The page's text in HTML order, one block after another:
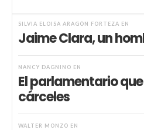
SILVIA ELOISA ARAGÓN FORTEZA EN
Jaime Clara, un
NANCY DAGNINO EN
El parlamentario
cárceles
WALTER MONZÓ EN